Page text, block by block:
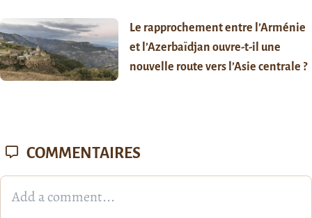
Le rapprochement entre l’Arménie
et l’Azerbaïdjan ouvre-t-il une
nouvelle route vers l’Asie centrale ?
COMMENTAIRES